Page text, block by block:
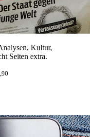
Kultur,
Seiten extra.